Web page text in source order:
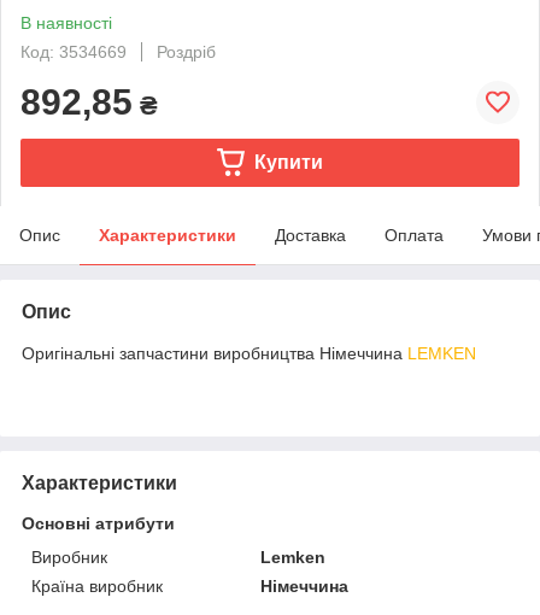
В наявності
Код: 3534669
Роздріб
892,85 ₴
Купити
Опис Характеристики Доставка Оплата Умови
Опис
Оригінальні запчастини виробництва Німеччина LEMKEN
Характеристики
Основні атрибути
Виробник
Lemken
Країна виробник
Німеччина